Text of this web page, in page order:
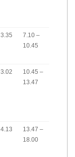
3.35
7.10 –
10.45
3.02
10.45 –
13.47
4.13
13.47 –
18.00